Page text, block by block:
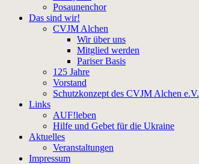
Posaunenchor
Das sind wir!
CVJM Alchen
Wir über uns
Mitglied werden
Pariser Basis
125 Jahre
Vorstand
Schutzkonzept des CVJM Alchen e.V.
Links
AUF!leben
Hilfe und Gebet für die Ukraine
Aktuelles
Veranstaltungen
Impressum